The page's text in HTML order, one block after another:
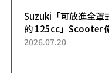
Suzuki「可放進全罩
的 125cc」Scooter
目！採用全新流線設
2026.07.20